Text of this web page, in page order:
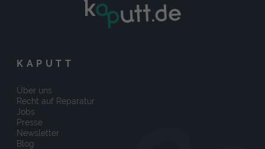
KAPUTT
Über uns
Recht auf Reparatur
Jobs
Presse
Newsletter
Blog